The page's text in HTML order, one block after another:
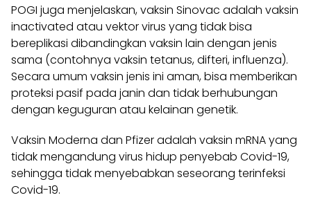
POGI juga menjelaskan, vaksin Sinovac adalah vaksin
inactivated atau vektor virus yang tidak bisa
bereplikasi dibandingkan vaksin lain dengan jenis
sama (contohnya vaksin tetanus, difteri, influenza).
Secara umum vaksin jenis ini aman, bisa memberikan
proteksi pasif pada janin dan tidak berhubungan
dengan keguguran atau kelainan genetik.
Vaksin Moderna dan Pfizer adalah vaksin mRNA yang
tidak mengandung virus hidup penyebab Covid-19,
sehingga tidak menyebabkan seseorang terinfeksi
Covid-19.